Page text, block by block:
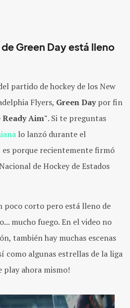
Green Day está lleno
partido de hockey de los New
Flyers, Green Daypor fin
Ready Aim". Si te preguntas
lo lanzó durante el
es porque recientemente firmó
de Hockey de Estados
poco corto pero está lleno de
mucho fuego. En el video no
también hay muchas escenas
como algunas estrellas de la liga
play ahora mismo!